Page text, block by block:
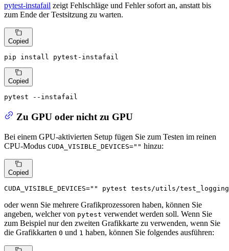
pytest-instafail zeigt Fehlschläge und Fehler sofort an, anstatt bis
zum Ende der Testsitzung zu warten.
Copied
pip install pytest-instafail
Copied
pytest --instafail
Zu GPU oder nicht zu GPU
Bei einem GPU-aktivierten Setup fügen Sie zum Testen im reinen
CPU-Modus CUDA_VISIBLE_DEVICES="" hinzu:
Copied
CUDA_VISIBLE_DEVICES="" pytest tests/utils/
oder wenn Sie mehrere Grafikprozessoren haben, können Sie
angeben, welcher von pytest verwendet werden soll. Wenn Sie
zum Beispiel nur den zweiten Grafikkarte zu verwenden, wenn Sie
die Grafikkarten 0 und 1 haben, können Sie folgendes ausführen: